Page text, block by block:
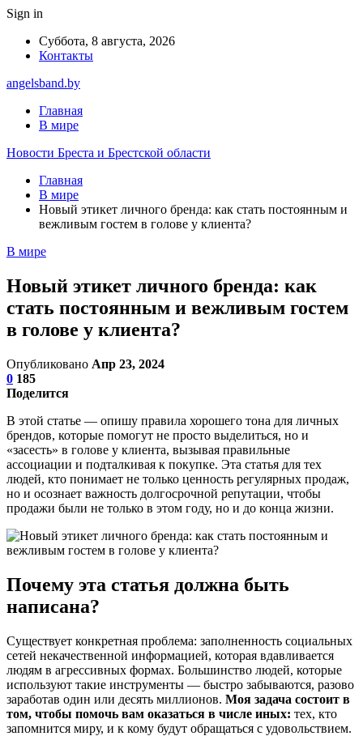
Sign in
Суббота, 8 августа, 2026
Контакты
angelsband.by
Главная
В мире
Новости Бреста и Брестской области
Главная
В мире
Новый этикет личного бренда: как стать постоянным и
вежливым гостем в голове у клиента?
В мире
Новый этикет личного бренда: как
стать постоянным и вежливым гостем
в голове у клиента?
Опубликовано Апр 23, 2024
0 185
Поделится
В этой статье — опишу правила хорошего тона для личных
брендов, которые помогут не просто выделиться, но и
«засесть» в голове у клиента, вызывая правильные
ассоциации и подталкивая к покупке. Эта статья для тех
людей, кто понимает не только ценность регулярных продаж,
но и осознает важность долгосрочной репутации, чтобы
продажи были не только в этом году, но и до конца жизни.
Почему эта статья должна быть
написана?
Существует конкретная проблема: заполненность социальных
сетей некачественной информацией, которая вдавливается
людям в агрессивных формах. Большинство людей, которые
используют такие инструменты — быстро забываются, разово
заработав один или десять миллионов. Моя задача состоит в
том, чтобы помочь вам оказаться в числе иных: тех, кто
запомнится миру, и к кому будут обращаться с удовольствием.